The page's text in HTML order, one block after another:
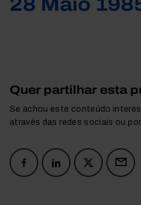
28 Maio
Quer partilhar esta
Se achou este conteúdo
através das redes sociais ou por